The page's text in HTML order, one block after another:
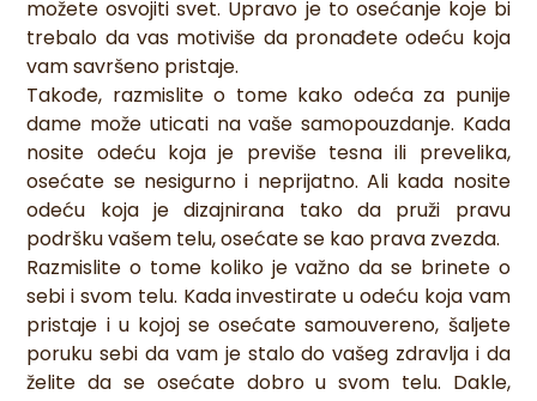
možete osvojiti svet. Upravo je to osećanje koje bi
trebalo da vas motiviše da pronađete odeću koja
vam savršeno pristaje.
Takođe, razmislite o tome kako odeća za punije
dame može uticati na vaše samopouzdanje. Kada
nosite odeću koja je previše tesna ili prevelika,
osećate se nesigurno i neprijatno. Ali kada nosite
odeću koja je dizajnirana tako da pruži pravu
podršku vašem telu, osećate se kao prava zvezda.
Razmislite o tome koliko je važno da se brinete o
sebi i svom telu. Kada investirate u odeću koja vam
pristaje i u kojoj se osećate samouvereno, šaljete
poruku sebi da vam je stalo do vašeg zdravlja i da
želite da se osećate dobro u svom telu. Dakle,